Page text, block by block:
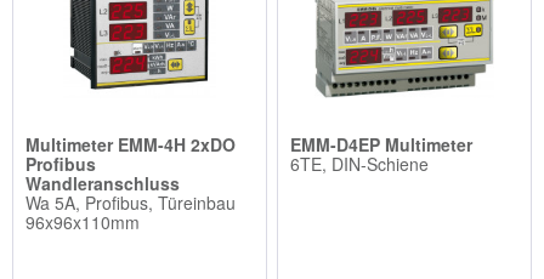
Multimeter EMM-4H 2xDO
Profibus
Wandleranschluss
Wa 5A, Profibus, Türeinbau
96x96x110mm
EMM-D4EP Multimeter
6TE, DIN-Schiene